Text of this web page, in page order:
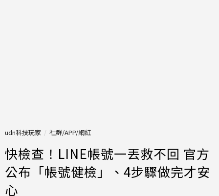
udn科技玩家 社群/APP/網紅
快檢查！LINE帳號一丟救不回 官方
公布「帳號健檢」、4步驟做完才安
心